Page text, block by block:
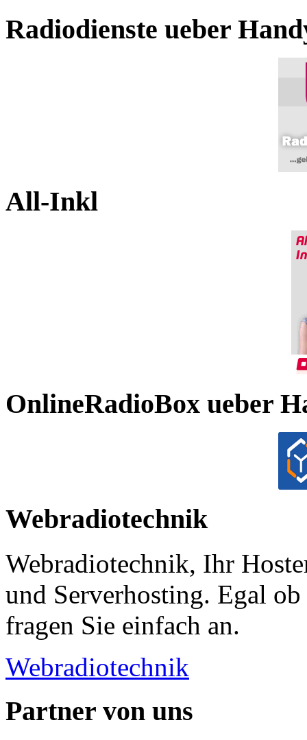
Radiodienste ueber
All-Inkl
OnlineRadioBox ueber
Webradiotechnik
Webradiotechnik, Ihr
und Serverhosting. Egal
fragen Sie einfach an.
Webradiotechnik
Partner von uns